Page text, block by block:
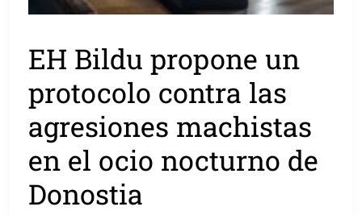
EH Bildu propone un
protocolo contra las
agresiones machistas
en el ocio nocturno de
Donostia